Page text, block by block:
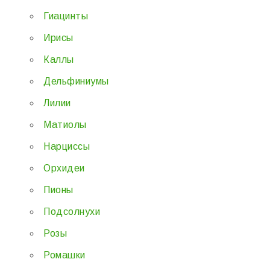
Гиацинты
Ирисы
Каллы
Дельфиниумы
Лилии
Матиолы
Нарциссы
Орхидеи
Пионы
Подсолнухи
Розы
Ромашки